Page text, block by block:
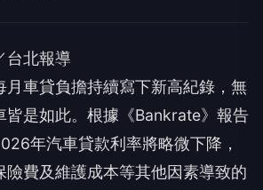
台北報導
月車貸負擔持續寫下新高紀錄，無
皆是如此。根據《Bankrate》報告
年汽車貸款利率將略微下降，
險費及維護成本等其他因素導致的